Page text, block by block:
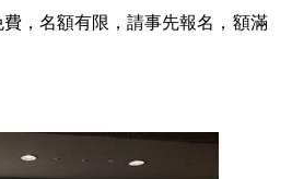
，名額有限，請事先報名，額滿